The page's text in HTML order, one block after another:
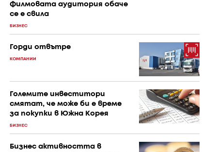
Филмовата аудитория обаче
се е свила
БИЗНЕС
Горди отвътре
КОМПАНИИ
Големите инвеститори
смятат, че може би е време
за покупки в Южна Корея
БИЗНЕС
Бизнес активността в